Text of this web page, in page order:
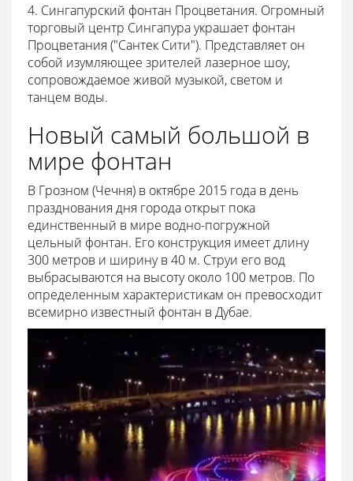
4. Сингапурский фонтан Процветания. Огромный
торговый центр Сингапура украшает фонтан
Процветания ("Сантек Сити"). Представляет он
собой изумляющее зрителей лазерное шоу,
сопровождаемое живой музыкой, светом и
танцем воды.
Новый самый большой в
мире фонтан
В Грозном (Чечня) в октябре 2015 года в день
празднования дня города открыт пока
единственный в мире водно-погружной
цельный фонтан. Его конструкция имеет длину
300 метров и ширину в 40 м. Струи его вод
выбрасываются на высоту около 100 метров. По
определенным характеристикам он превосходит
всемирно известный фонтан в Дубае.